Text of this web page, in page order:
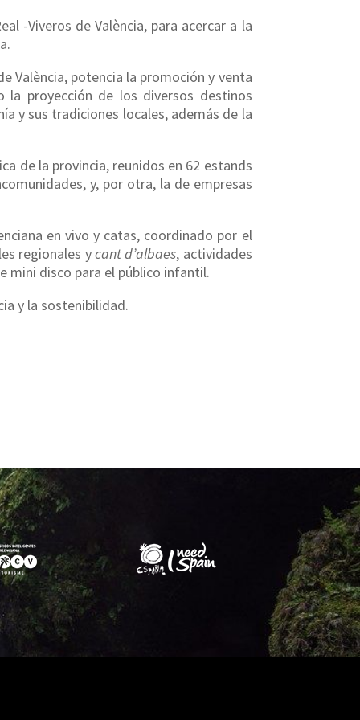
-Viveros de València, para acercar a la
València, potencia la promoción y venta
proyección de los diversos destinos
y sus tradiciones loca­les, además de la
de la provincia, reunidos en 62 estands
y, por otra, la de empresas
en vivo y catas, coordinado por el
regionales ycant d’albaes, actividades
mini disco para el público infantil.
y la sostenibilidad.